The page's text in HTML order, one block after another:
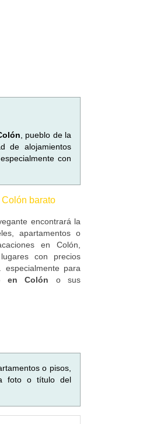
, pueblo de la
de alojamientos
con
barato
encontrará la
apartamentos o
en Colón,
con precios
especialmente para
en Colón o sus
o pisos,
foto o título del